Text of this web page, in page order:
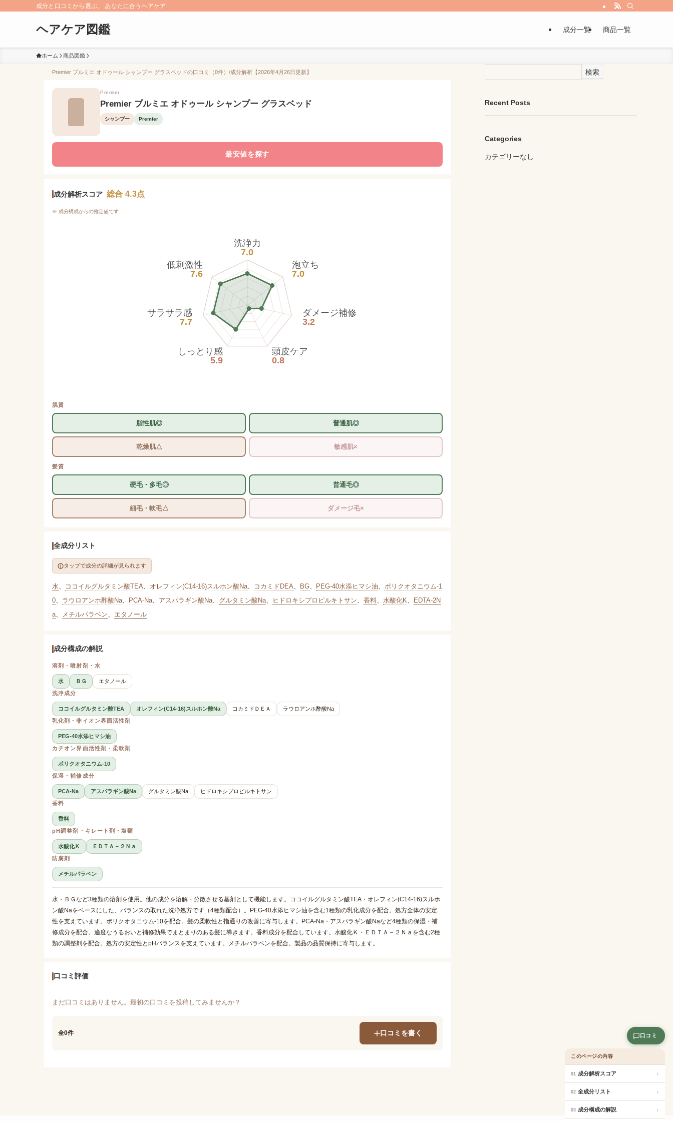
成分と口コミから選ぶ、 あなたに合うヘアケア
ヘアケア図鑑 成分一覧 商品一覧
ホーム 商品図鑑
Premier プルミエ オドゥール シャンプー グラスベッドの口コミ（0件）/成分解析【2026年4月26日更新】
Premier
Premier プルミエ オドゥール シャンプー グラスベッド
シャンプー Premier
最安値を探す
成分解析スコア 総合 4.3点
※ 成分構成からの推定値です
洗浄力
7.0
泡立ち
7.0
ダメージ補修
3.2
頭皮ケア
0.8
しっとり感
5.9
サラサラ感
7.7
低刺激性
7.6
肌質
脂性肌◎ 普通肌◎
乾燥肌△ 敏感肌×
髪質
硬毛・多毛◎ 普通毛◎
細毛・軟毛△ ダメージ毛×
全成分リスト
タップで成分の詳細が見られます
水、 ココイルグルタミン酸TEA、 オレフィン(C14-16)スルホン酸Na、 コカミドDEA、 BG、 PEG-40水添ヒマシ油、 ポリクオタニウム-1
0、 ラウロアンホ酢酸Na、 PCA-Na、 アスパラギン酸Na、 グルタミン酸Na、 ヒドロキシプロピルキトサン、 香料、 水酸化K、
EDTA-2N
a、 メチルパラベン、 エタノール
成分構成の解説
溶剤・噴射剤・水
水 ＢＧ
エタノール
洗浄成分
ココイルグルタミン酸TEA オレフィン(C14-16)スルホン酸Na コカミドＤＥＡ
ラウロアンホ酢酸Na
乳化剤・非イオン界面活性剤
PEG-40水添ヒマシ油
カチオン界面活性剤・柔軟剤
ポリクオタニウム-10
保湿・補修成分
PCA-Na アスパラギン酸Na グルタミン酸Na
ヒドロキシプロピルキトサン
香料
香料
pH調整剤・キレート剤・塩類
水酸化Ｋ
ＥＤＴＡ－２Ｎａ
防腐剤
メチルパラベン
水・ＢＧなど3種類の溶剤を使用。他の成分を溶解・分散させる基剤として機能します。ココイルグルタミン酸TEA・オレフィン(C14-16)スルホ
ン酸Naをベースにした、バランスの取れた洗浄処方です（4種類配合）。PEG-40水添ヒマシ油を含む1種類の乳化成分を配合。処方全体の安定
性を支えています。ポリクオタニウム-10を配合。髪の柔軟性と指通りの改善に寄与します。PCA-Na・アスパラギン酸Naなど4種類の保湿・補
修成分を配合。適度なうるおいと補修効果でまとまりのある髪に導きます。香料成分を配合しています。水酸化Ｋ・ＥＤＴＡ－２Ｎａを含む2種
類の調整剤を配合。処方の安定性とpHバランスを支えています。メチルパラベンを配合。製品の品質保持に寄与します。
口コミ評価
まだ口コミはありません。最初の口コミを投稿してみませんか？
全0件 口コミを書く
検索
Recent Posts
Categories
カテゴリーなし
口コミ
このページの内容
01 成分解析スコア ↓
02 全成分リスト ↓
03 成分構成の解説 ↓